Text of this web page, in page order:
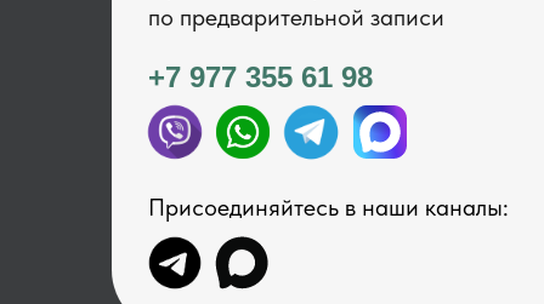
+7 977 355 61 98
по предварительной записи
Присоединяйтесь в наши каналы: